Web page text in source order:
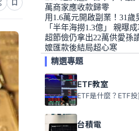
萬商家應收款歸零
用1.6萬元開啟副業！31歲
「半年海撈1.3億」 親曝
超節儉仍拿出22萬供愛孫
嬤匯款後結局超心寒
精選專題
ETF教室
台積電